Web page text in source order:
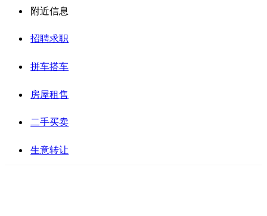
附近信息
招聘求职
拼车搭车
房屋租售
二手买卖
生意转让